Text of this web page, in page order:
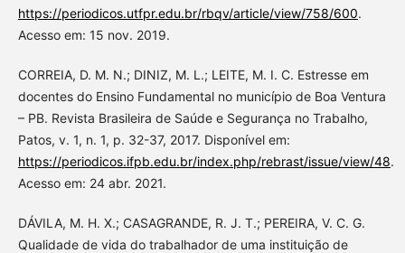
https://periodicos.utfpr.edu.br/rbqv/article/view/758/600.
Acesso em: 15 nov. 2019.
CORREIA, D. M. N.; DINIZ, M. L.; LEITE, M. I. C. Estresse em
docentes do Ensino Fundamental no município de Boa Ventura
– PB. Revista Brasileira de Saúde e Segurança no Trabalho,
Patos, v. 1, n. 1, p. 32-37, 2017. Disponível em:
https://periodicos.ifpb.edu.br/index.php/rebrast/issue/view/48.
Acesso em: 24 abr. 2021.
DÁVILA, M. H. X.; CASAGRANDE, R. J. T.; PEREIRA, V. C. G.
Qualidade de vida do trabalhador de uma instituição de